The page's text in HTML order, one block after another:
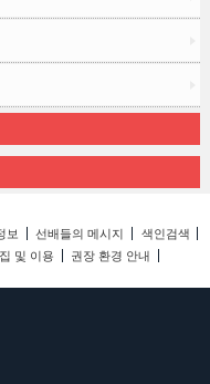
보 선배들의 메시지
색인검색
및 이용 권장 환경 안내